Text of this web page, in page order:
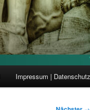
Impressum | Datenschutz